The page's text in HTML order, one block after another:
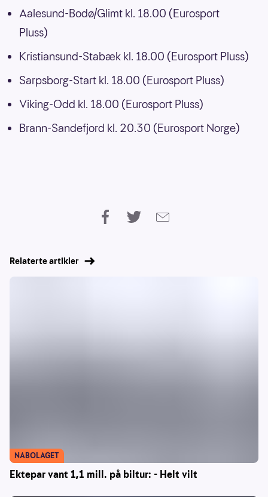
Aalesund-Bodø/Glimt kl. 18.00 (Eurosport
Pluss)
Kristiansund-Stabæk kl. 18.00 (Eurosport Pluss)
Sarpsborg-Start kl. 18.00 (Eurosport Pluss)
Viking-Odd kl. 18.00 (Eurosport Pluss)
Brann-Sandefjord kl. 20.30 (Eurosport Norge)
Relaterte artikler
Ektepar vant 1,1 mill. på biltur: - Helt vilt
NABOLAGET